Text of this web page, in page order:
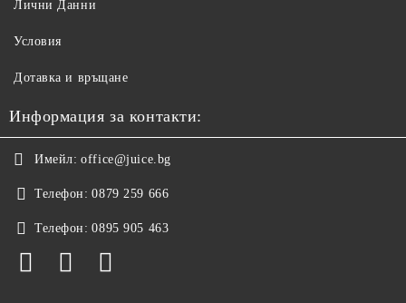
Лични Данни
Условия
Дотавка и връщане
Информация за контакти:
Имейл: office@juice.bg
Телефон: 0879 259 666
Телефон: 0895 905 463